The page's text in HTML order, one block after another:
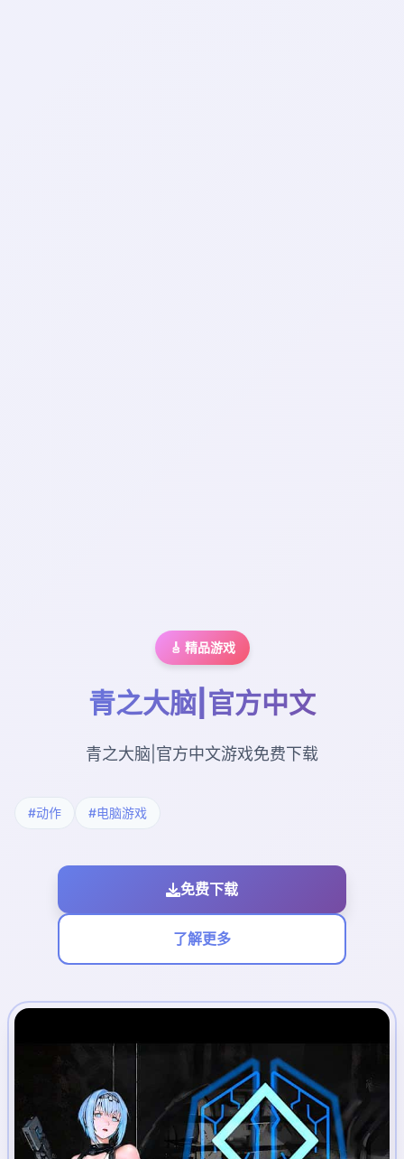
🎸 精品游戏
青之大脑|官方中文
青之大脑|官方中文游戏免费下载
#动作 #电脑游戏
免费下载
了解更多